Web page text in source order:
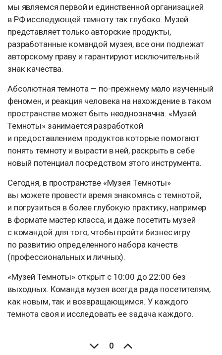
мы являемся первой и единственной организацией
в РФ исследующей темноту так глубоко. Музей
представляет только авторские продукты,
разработанные командой музея, все они подлежат
авторскому праву и гарантируют исключительный
знак качества.
Абсолютная темнота — по-прежнему мало изученный
феномен, и реакция человека на нахождение в таком
пространстве может быть неоднозначна. «Музей
Темноты» занимается разработкой
и предоставлением продуктов которые помогают
понять темноту и вырасти в ней, раскрыть в себе
новый потенциал посредством этого инструмента.
Сегодня, в пространстве «Музея Темноты»
вы можете провести время знакомясь с темнотой,
и погрузиться в более глубокую практику, например
в формате мастер класса, и даже посетить музей
с командой для того, чтобы пройти бизнес игру
по развитию определенного набора качеств
(профессиональных и личных).
«Музей Темноты» открыт с 10:00 до 22:00 без
выходных. Команда музея всегда рада посетителям,
как новым, так и возвращающимся. У каждого
темнота своя и исследовать ее задача каждого.
0